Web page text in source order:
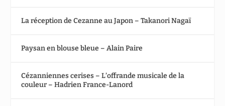
La réception de Cezanne au Japon – Takanori Nagaï
Paysan en blouse bleue – Alain Paire
Cézanniennes cerises – L’offrande musicale de la
couleur – Hadrien France-Lanord